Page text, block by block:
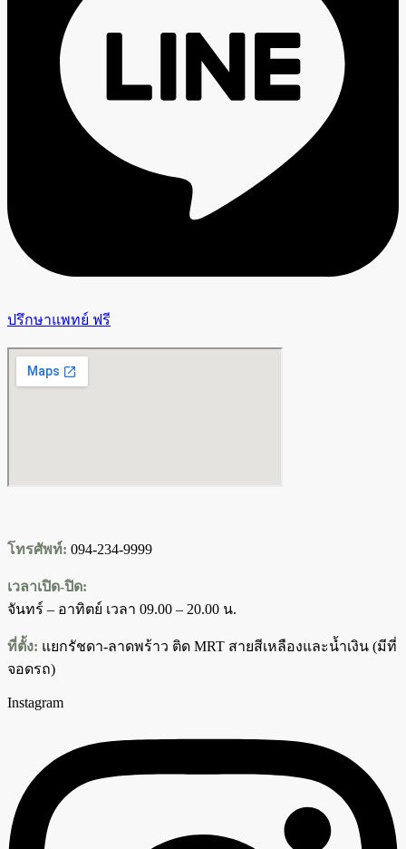
ปรึกษาแพทย์ ฟรี
โทรศัพท์: 094-234-9999
เวลาเปิด-ปิด:
จันทร์ – อาทิตย์ เวลา 09.00 – 20.00 น.
ที่ตั้ง: แยกรัชดา-ลาดพร้าว ติด MRT สายสีเหลืองและน้ำเงิน (มีที่
จอดรถ)
Instagram